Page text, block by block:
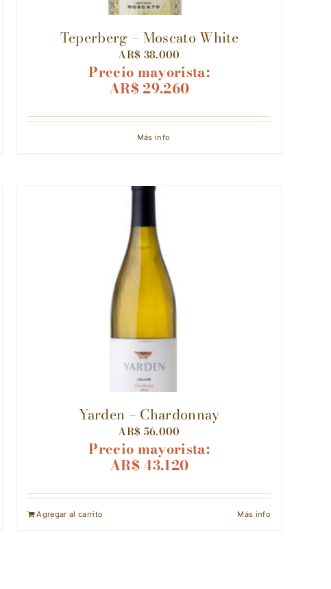
⁠Teperberg – Moscato White
AR$ 38.000
Precio mayorista:
AR$29.260
Más info
Yarden – Chardonnay
AR$ 56.000
Precio mayorista:
AR$ 43.120
Agregar al carrito Más info